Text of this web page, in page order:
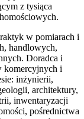
z tysiąca
w pomiarach i
handlowych,
Doradca i
komercyjnych i
inżynierii,
architektury,
inwentaryzacji
pośrednictwa